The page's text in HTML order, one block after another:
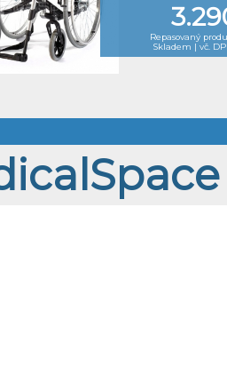
Repasovaný
Skladem | vč.